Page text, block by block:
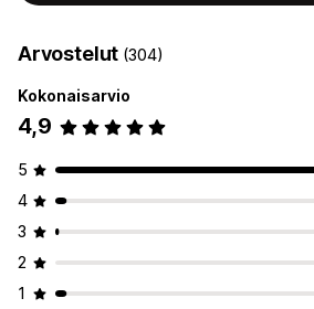
Arvostelut (304)
Kokonaisarvio
4,9
5
4
3
2
1